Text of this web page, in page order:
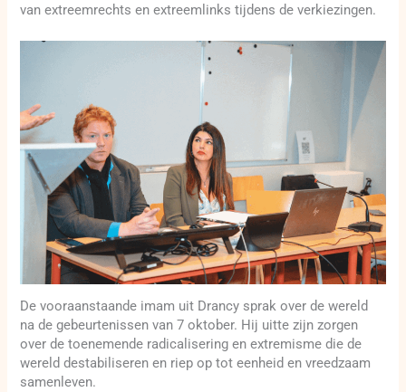
van extreemrechts en extreemlinks tijdens de verkiezingen.
De vooraanstaande imam uit Drancy sprak over de wereld
na de gebeurtenissen van 7 oktober. Hij uitte zijn zorgen
over de toenemende radicalisering en extremisme die de
wereld destabiliseren en riep op tot eenheid en vreedzaam
samenleven.